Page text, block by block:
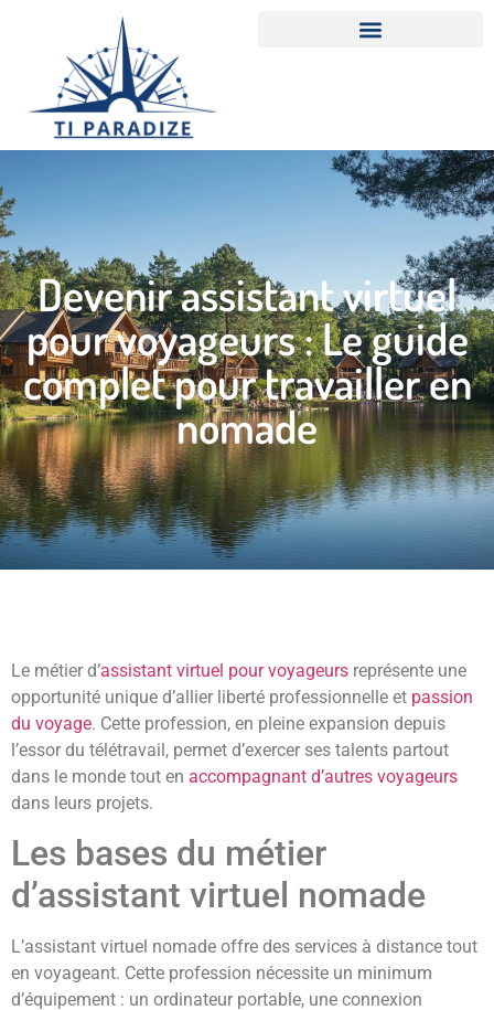
Devenir assistant virtuel
pour voyageurs : Le guide
complet pour travailler en
nomade
Le métier d’assistant virtuel pour voyageurs représente une
opportunité unique d’allier liberté professionnelle et passion
du voyage. Cette profession, en pleine expansion depuis
l’essor du télétravail, permet d’exercer ses talents partout
dans le monde tout en accompagnant d’autres voyageurs
dans leurs projets.
Les bases du métier
d’assistant virtuel nomade
L’assistant virtuel nomade offre des services à distance tout
en voyageant. Cette profession nécessite un minimum
d’équipement : un ordinateur portable, une connexion